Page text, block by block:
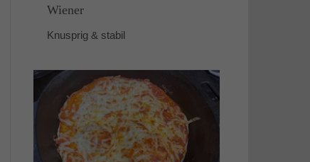
Wiener
Knusprig & stabil